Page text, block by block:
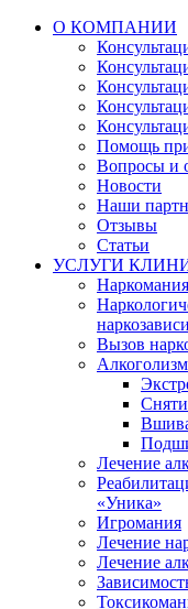
О КОМПАНИИ
Помощь при
Вопросы и
Новости
Наши
Отзывы
Статьи
УСЛУГИ
Наркомания
Вызов
Алкоголизм
Лечение
«Уника»
Игромания
Лечение
Лечение